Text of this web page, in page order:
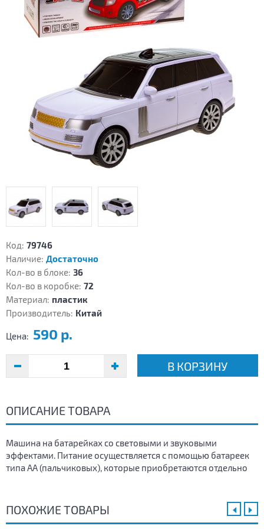
Код: 79746
Наличие: Достаточно
Кол-во в блоке: 36
Кол-во в коробке: 72
Материал: пластик
Производитель: Китай
Цена: 590 р.
В КОРЗИНУ
ОПИСАНИЕ ТОВАРА
Машина на батарейках со световыми и звуковыми
эффектами. Питание осуществляется с помощью батареек
типа АА (пальчиковых), которые приобретаются отдельно
ПОХОЖИЕ ТОВАРЫ